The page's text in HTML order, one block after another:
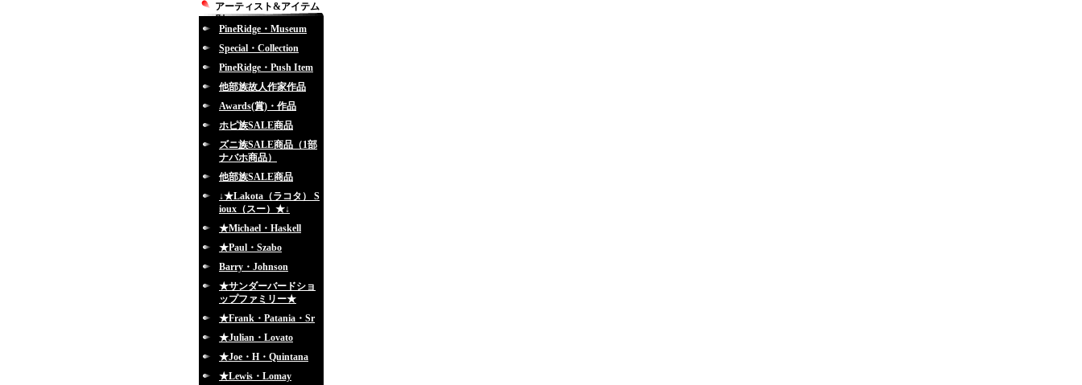
アーティスト&アイテム
別
PineRidge・Museum
Special・Collection
PineRidge・Push Item
他部族故人作家作品
Awards(賞)・作品
ホピ族SALE商品
ズニ族SALE商品（1部
ナバホ商品）
他部族SALE商品
↓★Lakota（ラコタ） S
ioux（スー）★↓
★Michael・Haskell
★Paul・Szabo
Barry・Johnson
★サンダーバードショ
ップファミリー★
★Frank・Patania・Sr
★Julian・Lovato
★Joe・H・Quintana
★Lewis・Lomay